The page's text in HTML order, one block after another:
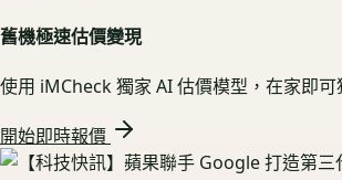
舊機極速估價變現
使用 iMCheck 獨家 AI 估價模型，在家即可
開始即時報價